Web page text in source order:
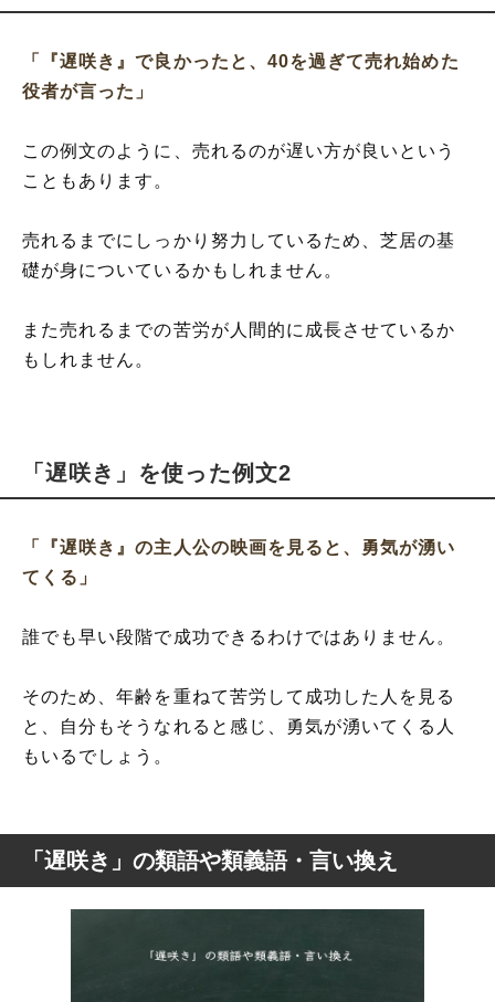
「『遅咲き』で良かったと、40を過ぎて売れ始めた
役者が言った」
この例文のように、売れるのが遅い方が良いという
こともあります。
売れるまでにしっかり努力しているため、芝居の基
礎が身についているかもしれません。
また売れるまでの苦労が人間的に成長させているか
もしれません。
「遅咲き」を使った例文2
「『遅咲き』の主人公の映画を見ると、勇気が湧い
てくる」
誰でも早い段階で成功できるわけではありません。
そのため、年齢を重ねて苦労して成功した人を見る
と、自分もそうなれると感じ、勇気が湧いてくる人
もいるでしょう。
「遅咲き」の類語や類義語・言い換え